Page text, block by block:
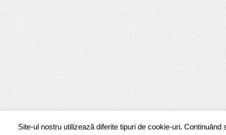
Site-ul nostru utilizează diferite tipuri de cookie-uri.